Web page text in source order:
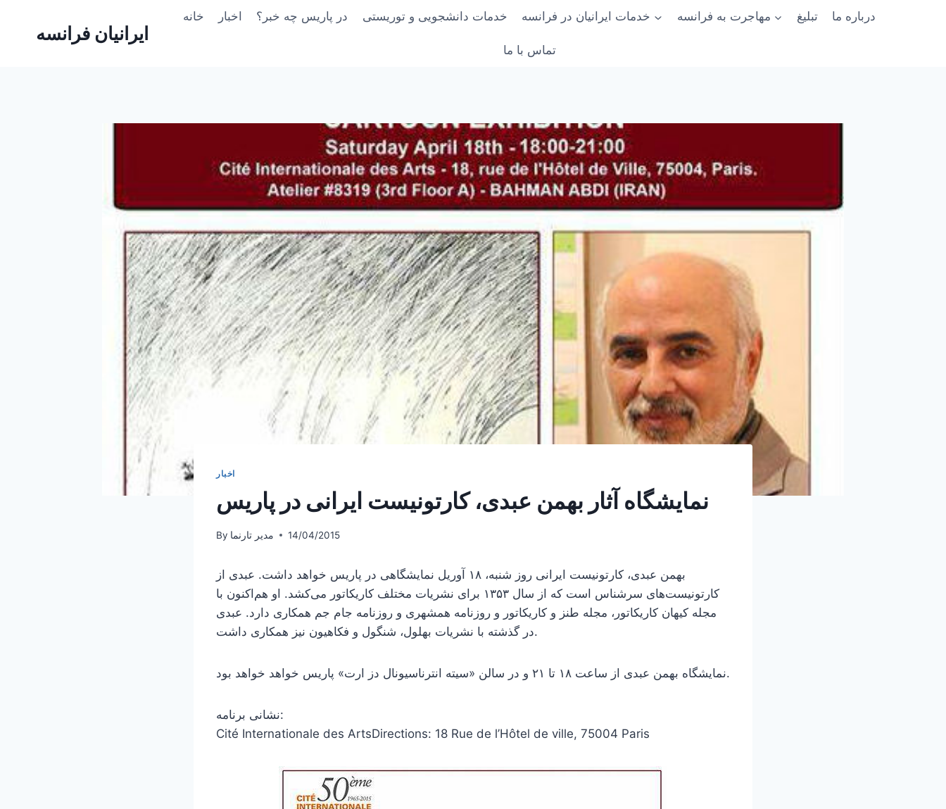
ایرانیان فرانسه
خانه اخبار در پاریس چه خبر؟ خدمات دانشجویی و توریستی خدمات ایرانیان در فرانسه مهاجرت به فرانسه تبلیغ درباره ما
تماس با ما
اخبار
نمایشگاه آثار بهمن عبدی، کارتونیست ایرانی در پاریس
By مدیر تارنما 14/04/2015
بهمن عبدی، کارتونیست ایرانی روز شنبه، ‍۱۸ آوریل نمایشگاهی در پاریس خواهد داشت. عبدی از
کارتونیست‌های سرشناس است که از سال ۱۳۵۳ برای نشریات مختلف کاریکاتور می‌کشد. او هم‌اکنون با
مجله کیهان کاریکاتور، مجله طنز و کاریکاتور و روزنامه همشهری و روزنامه جام جم همکاری دارد. عبدی
در گذشته با نشریات بهلول، شنگول و فکاهیون نیز همکاری داشت.
نمایشگاه بهمن عبدی از ساعت ۱۸ تا ۲۱ و در سالن «سیته انترناسیونال دز ارت» پاریس خواهد خواهد بود.
نشانی برنامه:
Cité Internationale des ArtsDirections: 18 Rue de l’Hôtel de ville, 75004 Paris